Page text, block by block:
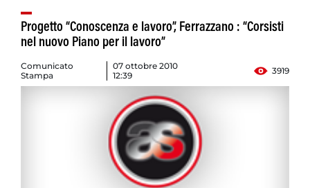
Progetto “Conoscenza e lavoro”, Ferrazzano : “Corsisti
nel nuovo Piano per il lavoro”
Comunicato
Stampa
07 ottobre 2010
12:39
3919